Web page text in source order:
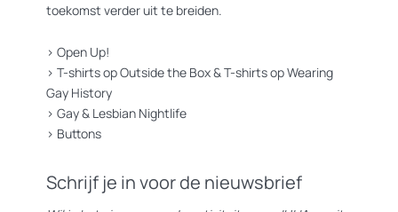
toekomst verder uit te breiden.
> Open Up!
> T-shirts op Outside the Box&T-shirts op Wearing
Gay History
> Gay & Lesbian Nightlife
> Buttons
Schrijf je in voor de nieuwsbrief